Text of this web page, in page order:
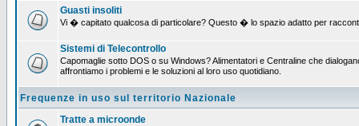
Guasti insoliti
Vi � capitato qualcosa di particolare? Questo � lo spazio adatto per
Sistemi di Telecontrollo
Capomaglie sotto DOS o su Windows? Alimentatori e Centraline che
affrontiamo i problemi e le soluzioni al loro uso quotidiano.
Frequenze in uso sul territorio Nazionale
Tratte a microonde